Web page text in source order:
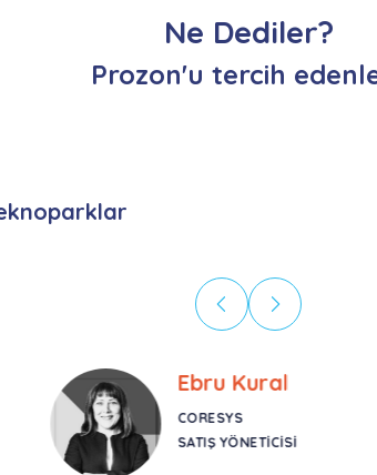
Ne Dediler?
Prozon'u tercih
Ebru Kural
CORESYS
SATIŞ YÖNETICISI